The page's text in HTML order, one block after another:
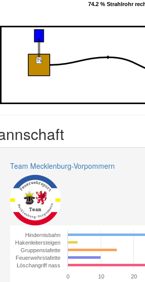
74.2 % Strahlrohr
74.2 % Strahlrohr
Team Mecklenburg-Vorpommern
Hindernisbahn
Hakenleitersteigen
Gruppenstafette
Feuerwehrstafette
Löschangriff nass
0
10 20